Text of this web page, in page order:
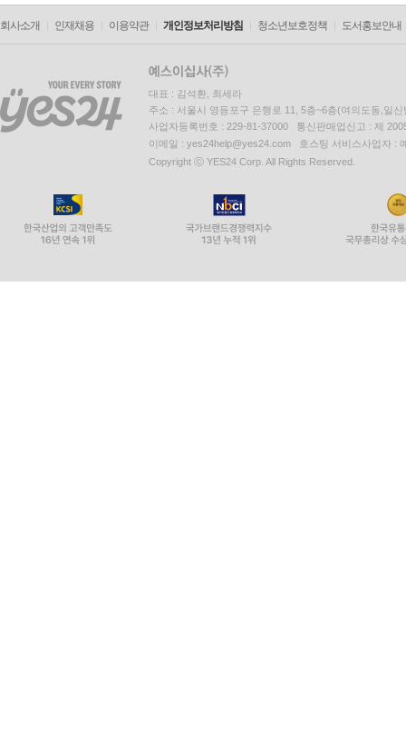
회사소개 인재채용 이용약관 개인정보처리방침 청소년보호정책 도서홍보안내
대표 : 김석환, 최세라
주소 : 서울시 영등포구 은행로 11, 5층~6층(여의도동,일신
사업자등록번호 : 229-81-37000 통신판매업신고 : 제
이메일 : yes24help@yes24.com 호스팅 서비스사업자 :
Copyright ⓒ YES24 Corp. All Rights Reserved.